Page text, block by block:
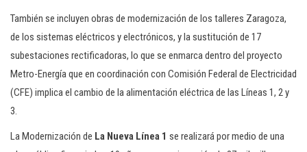
También se incluyen obras de modernización de los talleres Zaragoza,
de los sistemas eléctricos y electrónicos, y la sustitución de 17
subestaciones rectificadoras, lo que se enmarca dentro del proyecto
Metro-Energía que en coordinación con Comisión Federal de Electricidad
(CFE) implica el cambio de la alimentación eléctrica de las Líneas 1, 2 y
3.
La Modernización de La Nueva Línea 1 se realizará por medio de una